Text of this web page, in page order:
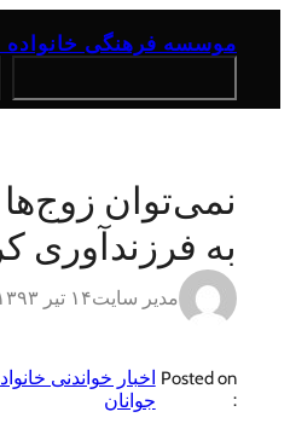
موسسه فرهنگی خانواده
نمی‌توان
به فرزندآوری
مدیر سایت۱۴ تیر ۱۳۹۳
Posted on
:
اخبار خواندنی
جوانان